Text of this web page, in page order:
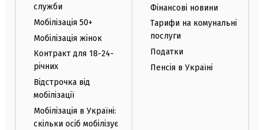
служби
Мобілізація 50+
Мобілізація жінок
Контракт для 18-24-
річних
Відстрочка від
мобілізації
Мобілізація в Україні:
скільки осіб мобілізує
Фінансові новини
Тарифи на комунальні
послуги
Податки
Пенсія в Україні